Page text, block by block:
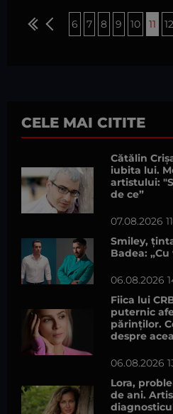
6 7 8 9 10 11 12
CELE MAI CITITE
Cătălin
iubita lui.
artistului:
de ce”
07.08.2026
Smiley,
Badea:
06.08.2026
Fiica lui
puternic
părinților.
despre
06.08.2026
Lora,
de ani.